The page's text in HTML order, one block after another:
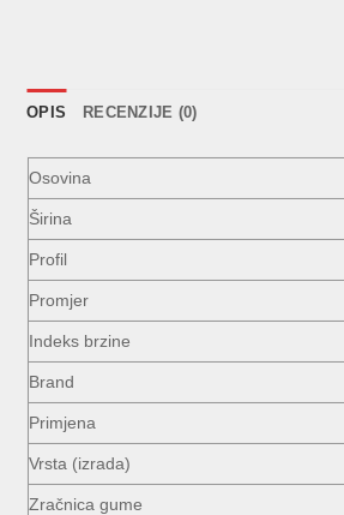
OPIS RECENZIJE (0)
Osovina
Širina
Profil
Promjer
Indeks brzine
Brand
Primjena
Vrsta (izrada)
Zračnica gume